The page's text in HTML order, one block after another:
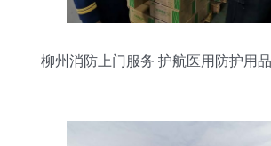
柳州消防上门服务 护航医用防护用